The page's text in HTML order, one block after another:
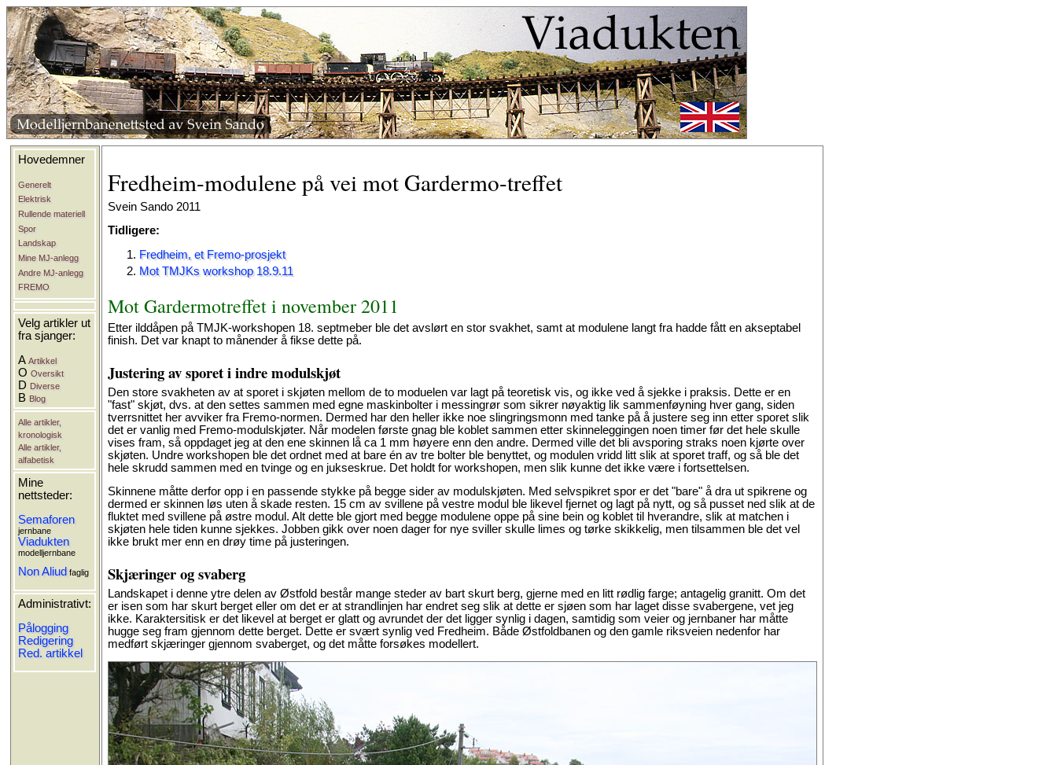
Hovedemner
Generelt
Elektrisk
Rullende materiell
Spor
Landskap
Mine MJ-anlegg
Andre MJ-anlegg
FREMO
Velg artikler ut
fra sjanger:
AArtikkel
OOversikt
D Diverse
B Blog
Alle artikler,
kronologisk
Alle artikler,
alfabetisk
Mine
nettsteder:
Semaforen
jernbane
Viadukten
modelljernbane
Non Aliud faglig
Administrativt:
Pålogging
Redigering
Red. artikkel
Fredheim-modulene på vei mot Gardermo-treffet
Svein Sando 2011
Tidligere:
Fredheim, et Fremo-prosjekt
Mot TMJKs workshop 18.9.11
Mot Gardermotreffet i november 2011
Etter ilddåpen på TMJK-workshopen 18. septmeber ble det avslørt en stor svakhet, samt at modulene langt fra hadde fått en akseptabel
finish. Det var knapt to månender å fikse dette på.
Justering av sporet i indre modulskjøt
Den store svakheten av at sporet i skjøten mellom de to moduelen var lagt på teoretisk vis, og ikke ved å sjekke i praksis. Dette er en
"fast" skjøt, dvs. at den settes sammen med egne maskinbolter i messingrør som sikrer nøyaktig lik sammenføyning hver gang, siden
tverrsnittet her avviker fra Fremo-normen. Dermed har den heller ikke noe slingringsmonn med tanke på å justere seg inn etter sporet slik
det er vanlig med Fremo-modulskjøter. Når modelen første gnag ble koblet sammen etter skinneleggingen noen timer før det hele skulle
vises fram, så oppdaget jeg at den ene skinnen lå ca 1 mm høyere enn den andre. Dermed ville det bli avsporing straks noen kjørte over
skjøten. Undre workshopen ble det ordnet med at bare én av tre bolter ble benyttet, og modulen vridd litt slik at sporet traff, og så ble det
hele skrudd sammen med en tvinge og en jukseskrue. Det holdt for workshopen, men slik kunne det ikke være i fortsettelsen.
Skinnene måtte derfor opp i en passende stykke på begge sider av modulskjøten. Med selvspikret spor er det "bare" å dra ut spikrene og
dermed er skinnen løs uten å skade resten. 15 cm av svillene på vestre modul ble likevel fjernet og lagt på nytt, og så pusset ned slik at de
fluktet med svillene på østre modul. Alt dette ble gjort med begge modulene oppe på sine bein og koblet til hverandre, slik at matchen i
skjøten hele tiden kunne sjekkes. Jobben gikk over noen dager for nye sviller skulle limes og tørke skikkelig, men tilsammen ble det vel
ikke brukt mer enn en drøy time på justeringen.
Skjæringer og svaberg
Landskapet i denne ytre delen av Østfold består mange steder av bart skurt berg, gjerne med en litt rødlig farge; antagelig granitt. Om det
er isen som har skurt berget eller om det er at strandlinjen har endret seg slik at dette er sjøen som har laget disse svabergene, vet jeg
ikke. Karaktersitisk er det likevel at berget er glatt og avrundet der det ligger synlig i dagen, samtidig som veier og jernbaner har måtte
hugge seg fram gjennom dette berget. Dette er svært synlig ved Fredheim. Både Østfoldbanen og den gamle riksveien nedenfor har
medført skjæringer gjennom svaberget, og det måtte forsøkes modellert.